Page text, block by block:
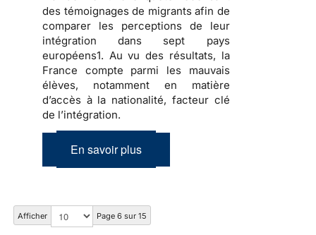
des témoignages de migrants afin de
comparer les perceptions de leur
intégration dans sept pays
européens1. Au vu des résultats, la
France compte parmi les mauvais
élèves, notamment en matière
d’accès à la nationalité, facteur clé
de l’intégration.
En savoir plus
Afficher Page 6 sur 15